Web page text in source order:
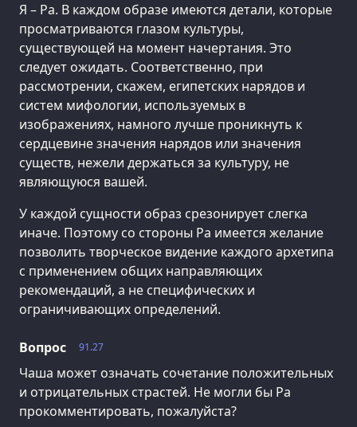
Я – Ра. В каждом образе имеются детали, которые
просматриваются глазом культуры,
существующей на момент начертания. Это
следует ожидать. Соответственно, при
рассмотрении, скажем, египетских нарядов и
систем мифологии, используемых в
изображениях, намного лучше проникнуть к
сердцевине значения нарядов или значения
существ, нежели держаться за культуру, не
являющуюся вашей.
У каждой сущности образ срезонирует слегка
иначе. Поэтому со стороны Ра имеется желание
позволить творческое видение каждого архетипа
с применением общих направляющих
рекомендаций, а не специфических и
ограничивающих определений.
91.27
Вопрос
Чаша может означать сочетание положительных
и отрицательных страстей. Не могли бы Ра
прокомментировать, пожалуйста?